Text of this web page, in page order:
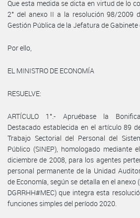
Que esta medida se dicta en virtud de lo
2° del anexo II a la resolución 98/2009
Gestión Pública de la Jefatura de Gabinete
Por ello,
EL MINISTRO DE ECONOMÍA
RESUELVE:
ARTÍCULO 1°.- Apruébase la
Destacado establecida en el artículo 89
Trabajo Sectorial del Personal del
Público (SINEP), homologado mediante
diciembre de 2008, para los agentes
personal permanente de la Unidad
de Economía, según se detalla en el
DGRRHH#MEC) que integra esta
funciones simples del período 2020.